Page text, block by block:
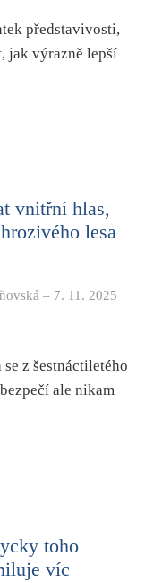
představivosti,
jak výrazně lepší
vnitřní hlas,
lesa
– 7. 11. 2025
z šestnáctiletého
ale nikam
toho
víc